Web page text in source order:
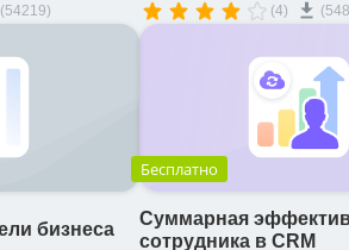
(54219) (4)
бизнеса
Бесплатно
Суммарная
сотрудника в CRM